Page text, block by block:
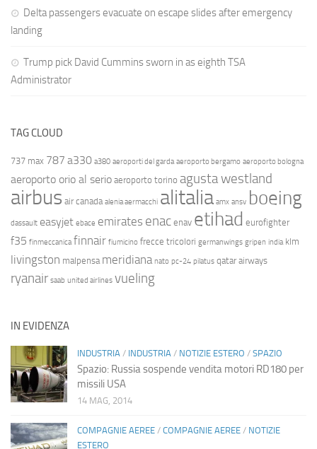
Delta passengers evacuate on escape slides after emergency
landing
Trump pick David Cummins sworn in as eighth TSA
Administrator
TAG CLOUD
737 max 787 a330 a380 aeroporti del garda aeroporto bergamo aeroporto bologna
aeroporto orio al serio aeroporto torino agusta westland
airbus air canada alenia aermacchi alitalia amx ansv boeing
dassault easyjet ebace emirates enac enav etihad eurofighter
f35 finmeccanica finnair fiumicino frecce tricolori germanwings gripen india klm
livingston malpensa meridiana nato pc-24 pilatus qatar airways
ryanair saab united airlines vueling
IN EVIDENZA
INDUSTRIA / INDUSTRIA / NOTIZIE ESTERO / SPAZIO
Spazio: Russia sospende vendita motori RD180 per
missili USA
14 MAG, 2014
COMPAGNIE AEREE / COMPAGNIE AEREE / NOTIZIE
ESTERO